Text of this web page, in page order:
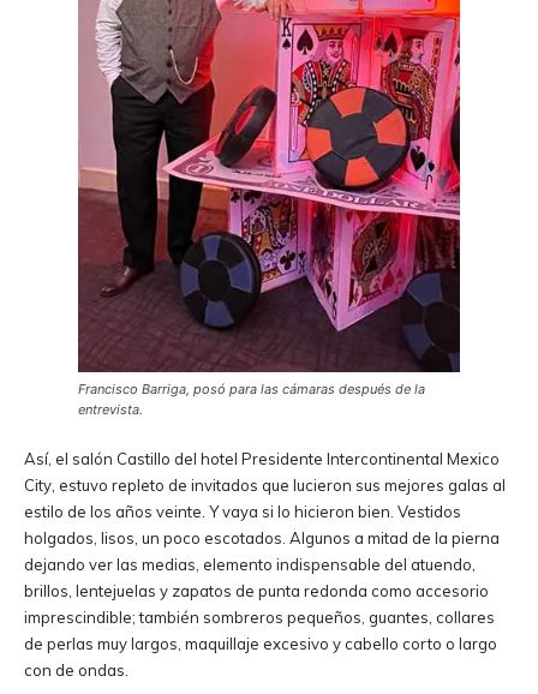
Francisco Barriga, posó para las cámaras después de la
entrevista.
Así, el salón Castillo del hotel Presidente Intercontinental Mexico
City, estuvo repleto de invitados que lucieron sus mejores galas al
estilo de los años veinte. Y vaya si lo hicieron bien. Vestidos
holgados, lisos, un poco escotados. Algunos a mitad de la pierna
dejando ver las medias, elemento indispensable del atuendo,
brillos, lentejuelas y zapatos de punta redonda como accesorio
imprescindible; también sombreros pequeños, guantes, collares
de perlas muy largos, maquillaje excesivo y cabello corto o largo
con de ondas.